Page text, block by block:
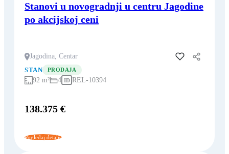
Stanovi u novogradnji u centru Jagodine
po akcijskoj ceni
Jagodina, Centar
Dodaj u favorite
STAN
PRODAJA
92 m² 4 ID REL-10394
138.375 €
Pogledaj detalje